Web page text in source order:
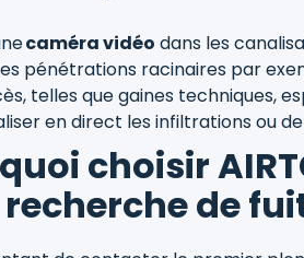
caméra vidéo dans les
pénétrations racinaires par
telles que gaines techniques,
en direct les infiltrations ou
choisir
recherche de